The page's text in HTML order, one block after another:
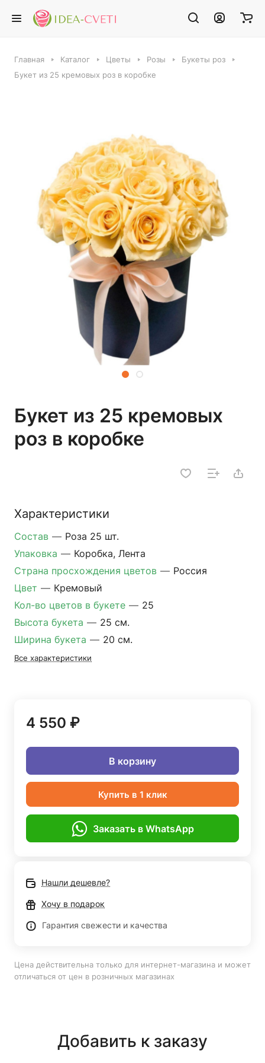
Главная Каталог Цветы Розы
Букеты роз
Букет из 25 кремовых роз в коробке
Букет из 25 кремовых
роз в коробке
Характеристики
Состав — Роза 25 шт.
Упаковка — Коробка, Лента
Страна просхождения цветов — Россия
Цвет — Кремовый
Кол-во цветов в букете — 25
Высота букета — 25 см.
Ширина букета — 20 см.
Все характеристики
4 550 ₽
В корзину
Купить в 1 клик
Заказать в WhatsApp
Нашли дешевле?
Хочу в подарок
Гарантия свежести и качества
Цена действительна только для интернет-магазина и может
отличаться от цен в розничных магазинах
Добавить к заказу